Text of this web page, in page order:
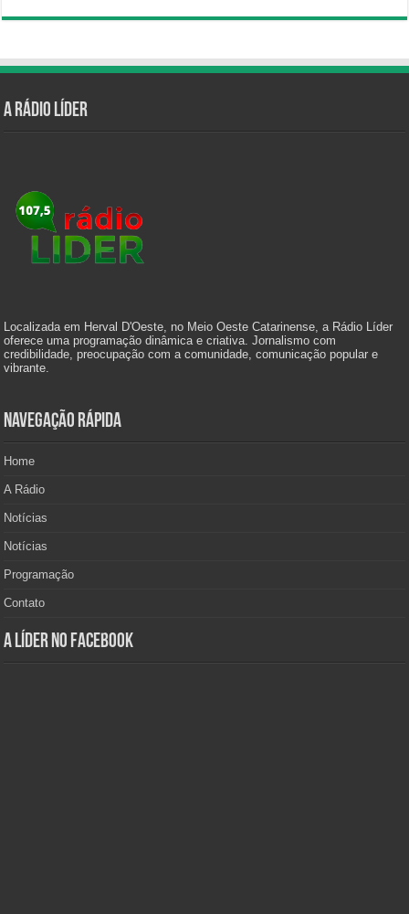
A Rádio Líder
Localizada em Herval D'Oeste, no Meio Oeste Catarinense, a Rádio Líder
oferece uma programação dinâmica e criativa. Jornalismo com
credibilidade, preocupação com a comunidade, comunicação popular e
vibrante.
Navegação Rápida
Home
A Rádio
Notícias
Notícias
Programação
Contato
A Líder no Facebook